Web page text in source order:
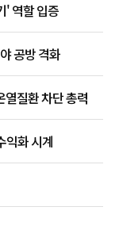
' 역할 입증
공방 격화
질환 차단 총력
익화 시계